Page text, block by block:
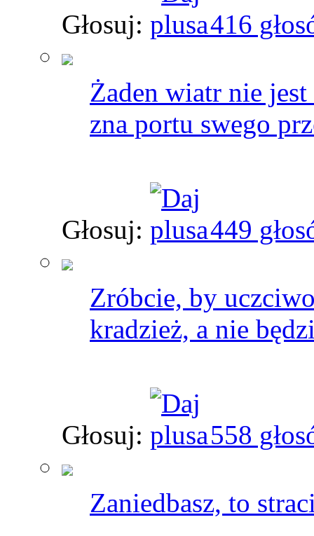
Głosuj: 416
Żaden wiatr nie
zna portu swego
Głosuj: 449
Zróbcie, by
kradzież, a nie
Głosuj: 558
Zaniedbasz, to